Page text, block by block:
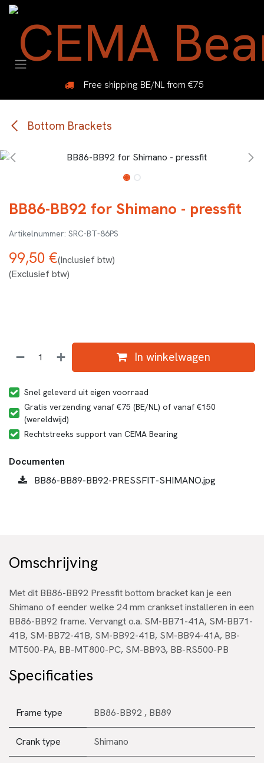
Overslaan naar inhoud
Free shipping BE/NL from €75
Bottom Brackets
BB86-BB92 for Shimano - pressfit
SRC-BT-86PS
99,50 €(Inclusief btw)
(Exclusief btw)
In winkelwagen
Snel geleverd uit eigen voorraad
Gratis verzending vanaf €75 (BE/NL) of vanaf €150
(wereldwijd)
Rechtstreeks support van CEMA Bearing
Documenten
BB86-BB89-BB92-PRESSFIT-SHIMANO.jpg
Omschrijving
Met dit BB86-BB92 Pressfit bottom bracket kan je een
Shimano of eender welke 24 mm crankset installeren in een
BB86-BB92 frame. Vervangt o.a. SM-BB71-41A, SM-BB71-
41B, SM-BB72-41B, SM-BB92-41B, SM-BB94-41A, BB-
MT500-PA, BB-MT800-PC, SM-BB93, BB-RS500-PB
Specificaties
Frame type BB86-BB92 , BB89
Crank type Shimano